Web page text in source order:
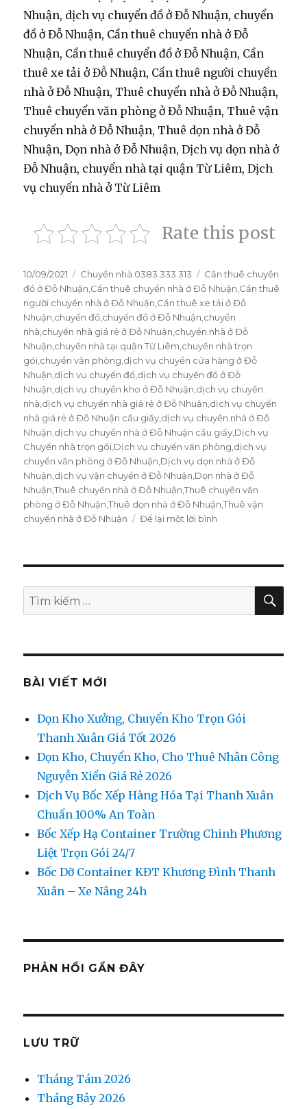
Nhuận, dịch vụ chuyển đồ ở Đỗ Nhuận, chuyển
đồ ở Đỗ Nhuận, Cần thuê chuyển nhà ở Đỗ
Nhuận, Cần thuê chuyển đồ ở Đỗ Nhuận, Cần
thuê xe tải ở Đỗ Nhuận, Cần thuê người chuyền
nhà ở Đỗ Nhuận, Thuê chuyển nhà ở Đỗ Nhuận,
Thuê chuyển văn phòng ở Đỗ Nhuận, Thuê vận
chuyển nhà ở Đỗ Nhuận, Thuê dọn nhà ở Đỗ
Nhuận, Dọn nhà ở Đỗ Nhuận, Dịch vụ dọn nhà ở
Đỗ Nhuận, chuyển nhà tại quận Từ Liêm, Dịch
vụ chuyển nhà ở Từ Liêm
Rate this post
Đăng
vào
ngày
10/09/2021
Danh
mục
Chuyển nhà 0383.333.313 Thẻ
Cần thuê chuyển
đồ ở Đỗ Nhuận Cần thuê chuyển nhà ở Đỗ Nhuận Cần thuê
người chuyền nhà ở Đỗ Nhuận Cần thuê xe tải ở Đỗ
Nhuận chuyển đồ chuyển đồ ở Đỗ Nhuận chuyển
nhà chuyển nhà giá rẻ ở Đỗ Nhuận chuyển nhà ở Đỗ
Nhuận chuyển nhà tại quận Từ Liêm chuyển nhà trọn
gói chuyển văn phòng dịch vụ chuyển cửa hàng ở Đỗ
Nhuận dịch vụ chuyển đồ dịch vụ chuyển đồ ở Đỗ
Nhuận dịch vụ chuyển kho ở Đỗ Nhuận dịch vụ chuyển
nhà dịch vụ chuyển nhà giá rẻ ở Đỗ Nhuận dịch vụ chuyển
nhà giá rẻ ở Đỗ Nhuận cầu giấy dịch vụ chuyển nhà ở Đỗ
Nhuận dịch vụ chuyển nhà ở Đỗ Nhuận cầu giấy Dịch vụ
Chuyển nhà trọn gói Dịch vụ chuyển văn phòng dịch vụ
chuyển văn phòng ở Đỗ Nhuận Dịch vụ dọn nhà ở Đỗ
Nhuận dịch vụ vận chuyển ở Đỗ Nhuận Dọn nhà ở Đỗ
Nhuận ,Thuê chuyển nhà ở Đỗ Nhuận ,Thuê chuyển văn
phòng ở Đỗ Nhuận ,Thuê dọn nhà ở Đỗ Nhuận ,Thuê vận
chuyển nhà ở Đỗ Nhuận
Để lại một lời bình
chuyển
Tìm
kiếm:
TÌM
BÀI VIẾT MỚI
Dọn Kho Xưởng, Chuyển Kho Trọn Gói
Thanh Xuân Giá Tốt 2026
Dọn Kho, Chuyển Kho, Cho Thuê Nhân Công
Nguyễn Xiển Giá Rẻ 2026
Dịch Vụ Bốc Xếp Hàng Hóa Tại Thanh Xuân
Chuẩn 100% An Toàn
Bốc Xếp Hạ Container Trường Chinh Phương
Liệt Trọn Gói 24/7
Bốc Dỡ Container KĐT Khương Đình Thanh
Xuân – Xe Nâng 24h
PHẢN HỒI GẦN ĐÂY
LƯU TRỮ
Tháng Tám 2026
Tháng Bảy 2026